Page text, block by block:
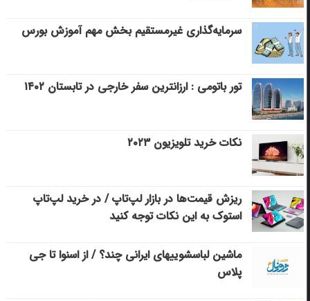
سرمایه‌گذاری غیرمستقیم بخش مهم آموزش بورس
تور باتومی : ارزانترین سفر خارجی در تابستان ۱۴۰۲
نکات خرید تلویزیون ۲۰۲۳
ریزش قیمت‌ها در بازار لپ‌تاپ / در خرید لپ‌تاپ
استوک به این نکات توجه کنید
ماشین لباسشویی‎های ایرانی چند؟ / از اسنوا تا جی
پلاس